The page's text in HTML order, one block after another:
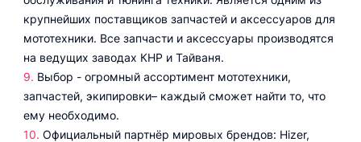
крупнейших поставщиков запчастей и аксессуаров для
мототехники. Все запчасти и аксессуары производятся
на ведущих заводах КНР и Тайваня.
Выбор - огромный ассортимент мототехники,
запчастей, экипировки– каждый сможет найти то, что
ему необходимо.
Официальный партнёр мировых брендов: Hizer,